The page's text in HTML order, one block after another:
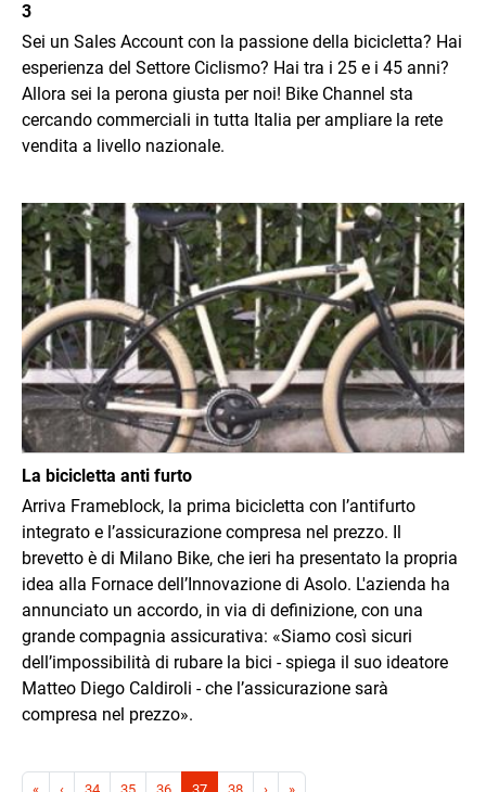
3
Sei un Sales Account con la passione della bicicletta? Hai
esperienza del Settore Ciclismo? Hai tra i 25 e i 45 anni?
Allora sei la perona giusta per noi! Bike Channel sta
cercando commerciali in tutta Italia per ampliare la rete
vendita a livello nazionale.
Immagine
La bicicletta anti furto
Arriva Frameblock, la prima bicicletta con l’antifurto
integrato e l’assicurazione compresa nel prezzo. Il
brevetto è di Milano Bike, che ieri ha presentato la propria
idea alla Fornace dell’Innovazione di Asolo. L'azienda ha
annunciato un accordo, in via di definizione, con una
grande compagnia assicurativa: «Siamo così sicuri
dell’impossibilità di rubare la bici - spiega il suo ideatore
Matteo Diego Caldiroli - che l’assicurazione sarà
compresa nel prezzo».
Paginazione
Prima pagina
Pagina precedente Pagina successiva
Ultima pagina